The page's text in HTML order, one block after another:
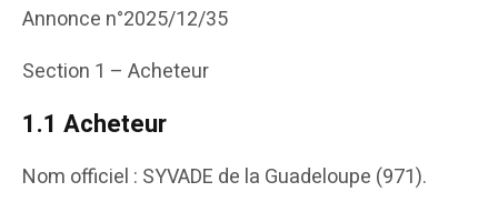
Annonce n°2025/12/35
Section 1 – Acheteur
1.1 Acheteur
Nom officiel : SYVADE de la Guadeloupe (971).